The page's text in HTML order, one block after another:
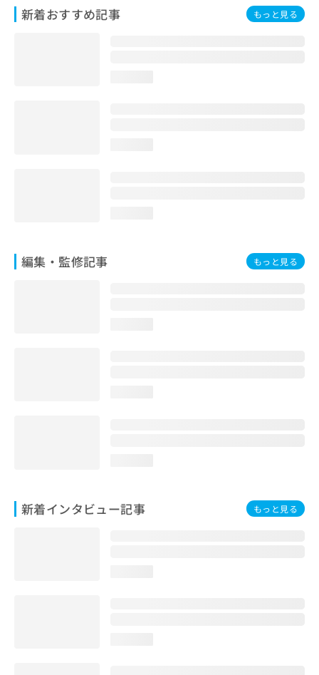
新着おすすめ記事 もっと見る
編集・監修記事 もっと見る
新着インタビュー記事 もっと見る
お
問